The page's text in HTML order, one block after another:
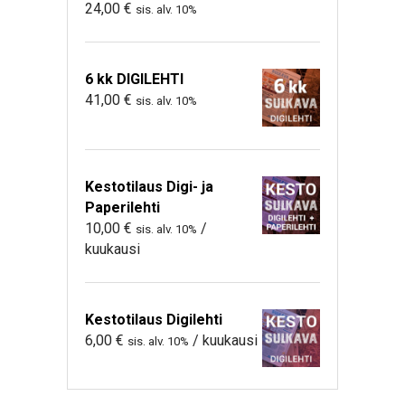
24,00 € sis. alv. 10%
6 kk DIGILEHTI
41,00 € sis. alv. 10%
Kestotilaus Digi- ja
Paperilehti
10,00 € sis. alv. 10% /
kuukausi
Kestotilaus Digilehti
6,00 € sis. alv. 10% / kuukausi